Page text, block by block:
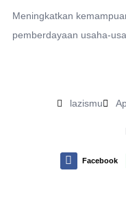
Meningkatkan
pemberdayaan usaha-
lazismu
Facebook